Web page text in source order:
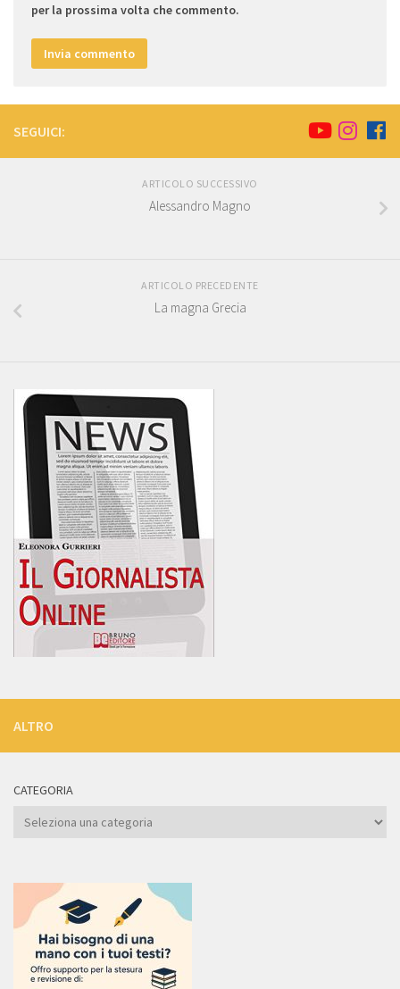
per la prossima volta che commento.
SEGUICI:
ARTICOLO SUCCESSIVO
Alessandro Magno
ARTICOLO PRECEDENTE
La magna Grecia
ALTRO
CATEGORIA
Categoria